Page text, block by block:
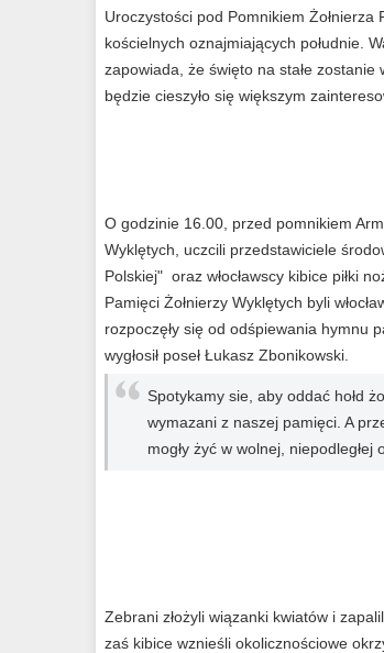
Uroczystości pod Pomnikiem Żołnierza
kościelnych oznajmiających południe.
zapowiada, że święto na stałe
będzie cieszyło się większym
O godzinie 16.00, przed pomnikiem
Wyklętych, uczcili przedstawiciele
Polskiej" oraz włocławscy kibice piłki
Pamięci Żołnierzy Wyklętych byli
rozpoczęły się od odśpiewania hymnu
wygłosił poseł Łukasz Zbonikowski.
Spotykamy sie, aby oddać hołd
wymazani z naszej pamięci. A
mogły żyć w wolnej, niepodległej
Zebrani złożyli wiązanki kwiatów i
zaś kibice wznieśli okolicznościowe